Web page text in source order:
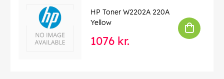
HP Toner W2202A 220A
Yellow
1076 kr.